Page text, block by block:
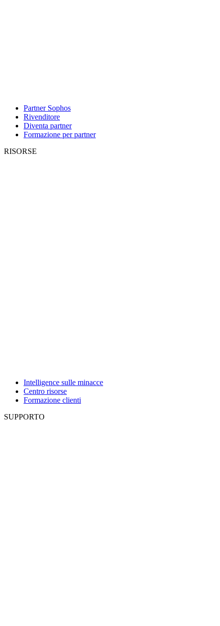
Partner Sophos
Rivenditore
Diventa partner
Formazione per partner
RISORSE
Intelligence sulle minacce
Centro risorse
Formazione clienti
SUPPORTO